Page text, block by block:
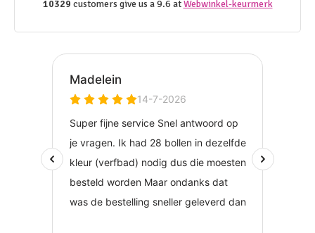
10329 customers give us a 9.6 atWebwinkel-keurmerk